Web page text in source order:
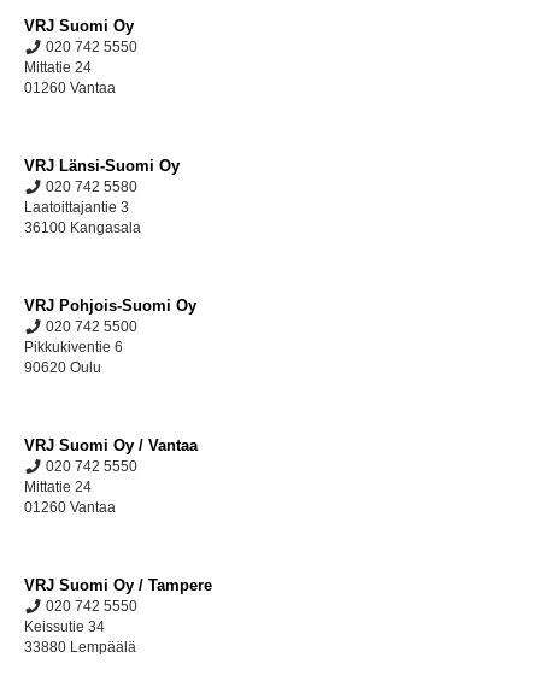
VRJ Suomi Oy
020 742 5550
Mittatie 24
01260 Vantaa
VRJ Länsi-Suomi Oy
020 742 5580
Laatoittajantie 3
36100 Kangasala
VRJ Pohjois-Suomi Oy
020 742 5500
Pikkukiventie 6
90620 Oulu
VRJ Suomi Oy / Vantaa
020 742 5550
Mittatie 24
01260 Vantaa
VRJ Suomi Oy / Tampere
020 742 5550
Keissutie 34
33880 Lempäälä